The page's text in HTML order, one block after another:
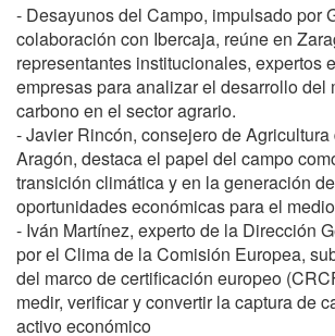
- Desayunos del Campo, impulsado por
colaboración con Ibercaja, reúne en
representantes institucionales, expertos
empresas para analizar el desarrollo del
carbono en el sector agrario.
- Javier Rincón, consejero de
Aragón, destaca el papel del campo
transición climática y en la generación
oportunidades económicas para el
- Iván Martínez, experto de la Dirección
por el Clima de la Comisión Europea,
del marco de certificación europeo
medir, verificar y convertir la captura de
activo económico